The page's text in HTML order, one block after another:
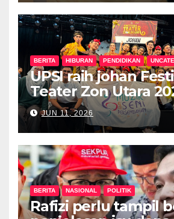
BERITA HIBURAN PENDIDIKAN
UPSI raih johan
Teater Zon Utara
JUN 11, 2026
BERITA NASIONAL POLITIK
Rafizi perlu tampil